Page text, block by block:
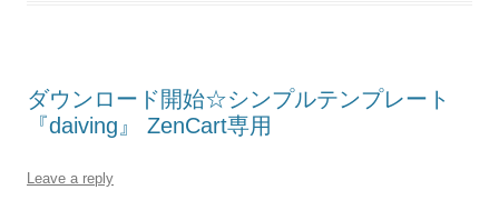
ダウンロード開始☆シンプルテンプレート
『daiving』 ZenCart専用
Leave a reply